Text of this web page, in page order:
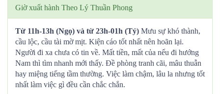
Giờ xuất hành Theo Lý Thuần Phong
Từ 11h-13h (Ngọ) và từ 23h-01h (Tý) Mưu sự khó thành,
cầu lộc, cầu tài mờ mịt. Kiện cáo tốt nhất nên hoãn lại.
Người đi xa chưa có tin về. Mất tiền, mất của nếu đi hướng
Nam thì tìm nhanh mới thấy. Đề phòng tranh cãi, mâu thuẫn
hay miệng tiếng tầm thường. Việc làm chậm, lâu la nhưng tốt
nhất làm việc gì đều cần chắc chắn.